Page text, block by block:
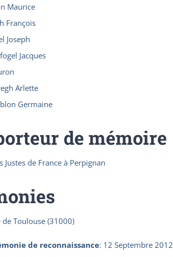
Maurice
François
Joseph
Jacques
Arlette
Germaine
de mémoire
Justes de France à Perpignan
de Toulouse (31000)
de reconnaissance: 12 Septembre 2012